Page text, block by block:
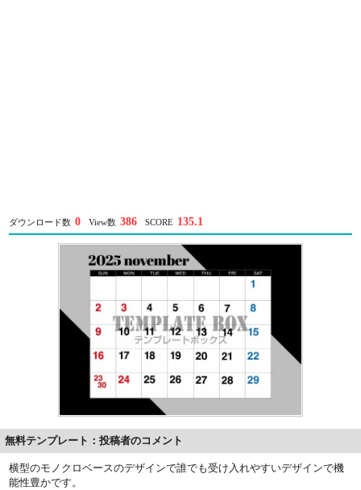
ダウンロード数 0 View数 386 SCORE 135.1
無料テンプレート：投稿者のコメント
横型のモノクロベースのデザインで誰でも受け入れやすいデザインで機
能性豊かです。